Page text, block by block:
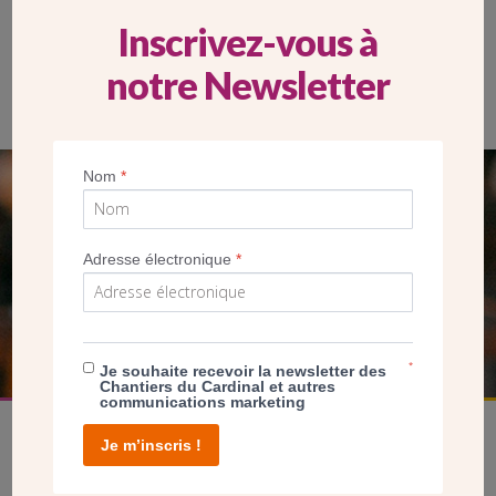
SEUL VOTRE DON
Inscrivez-vous à
notre Newsletter
Nom*
Adresse électronique*
Je souhaite recevoir la newsletter des
Chantiers du Cardinal et autres
communications marketing
*
Je m’inscris !